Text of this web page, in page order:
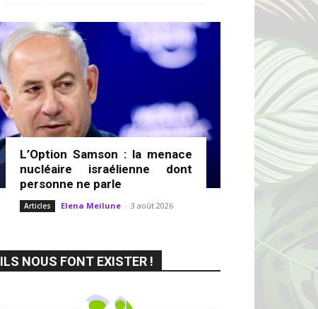
L’Option Samson : la menace
nucléaire israélienne dont
personne ne parle
Articles Elena Meilune - 3 août 2026
ILS NOUS FONT EXISTER !